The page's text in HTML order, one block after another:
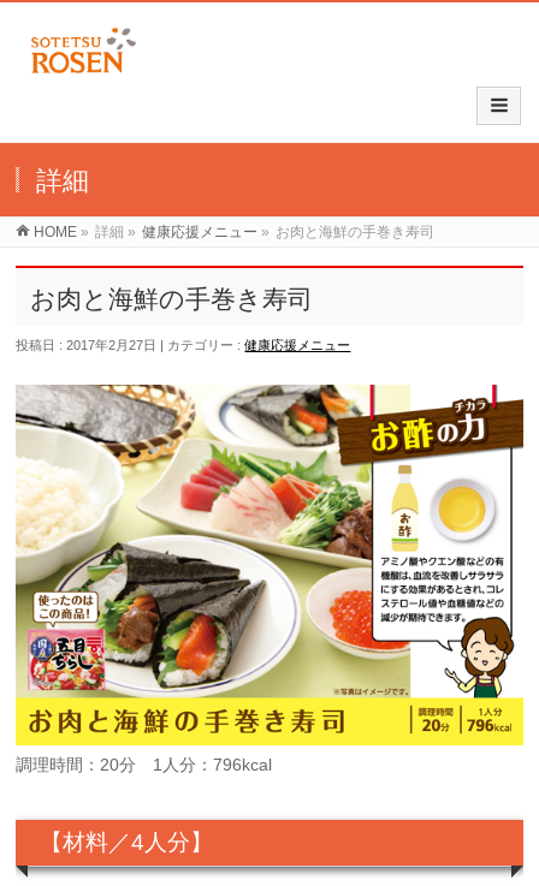
詳細
HOME » 詳細 » 健康応援メニュー » お肉と海鮮の手巻き寿司
お肉と海鮮の手巻き寿司
投稿日 : 2017年2月27日 カテゴリー :健康応援メニュー
調理時間：20分 1人分：796kcal
【材料／4人分】